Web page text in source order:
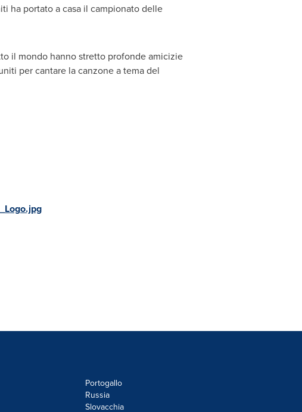
ha portato a casa il campionato delle
il mondo hanno stretto profonde amicizie
per cantare la canzone a tema del
Portogallo
Russia
Slovacchia